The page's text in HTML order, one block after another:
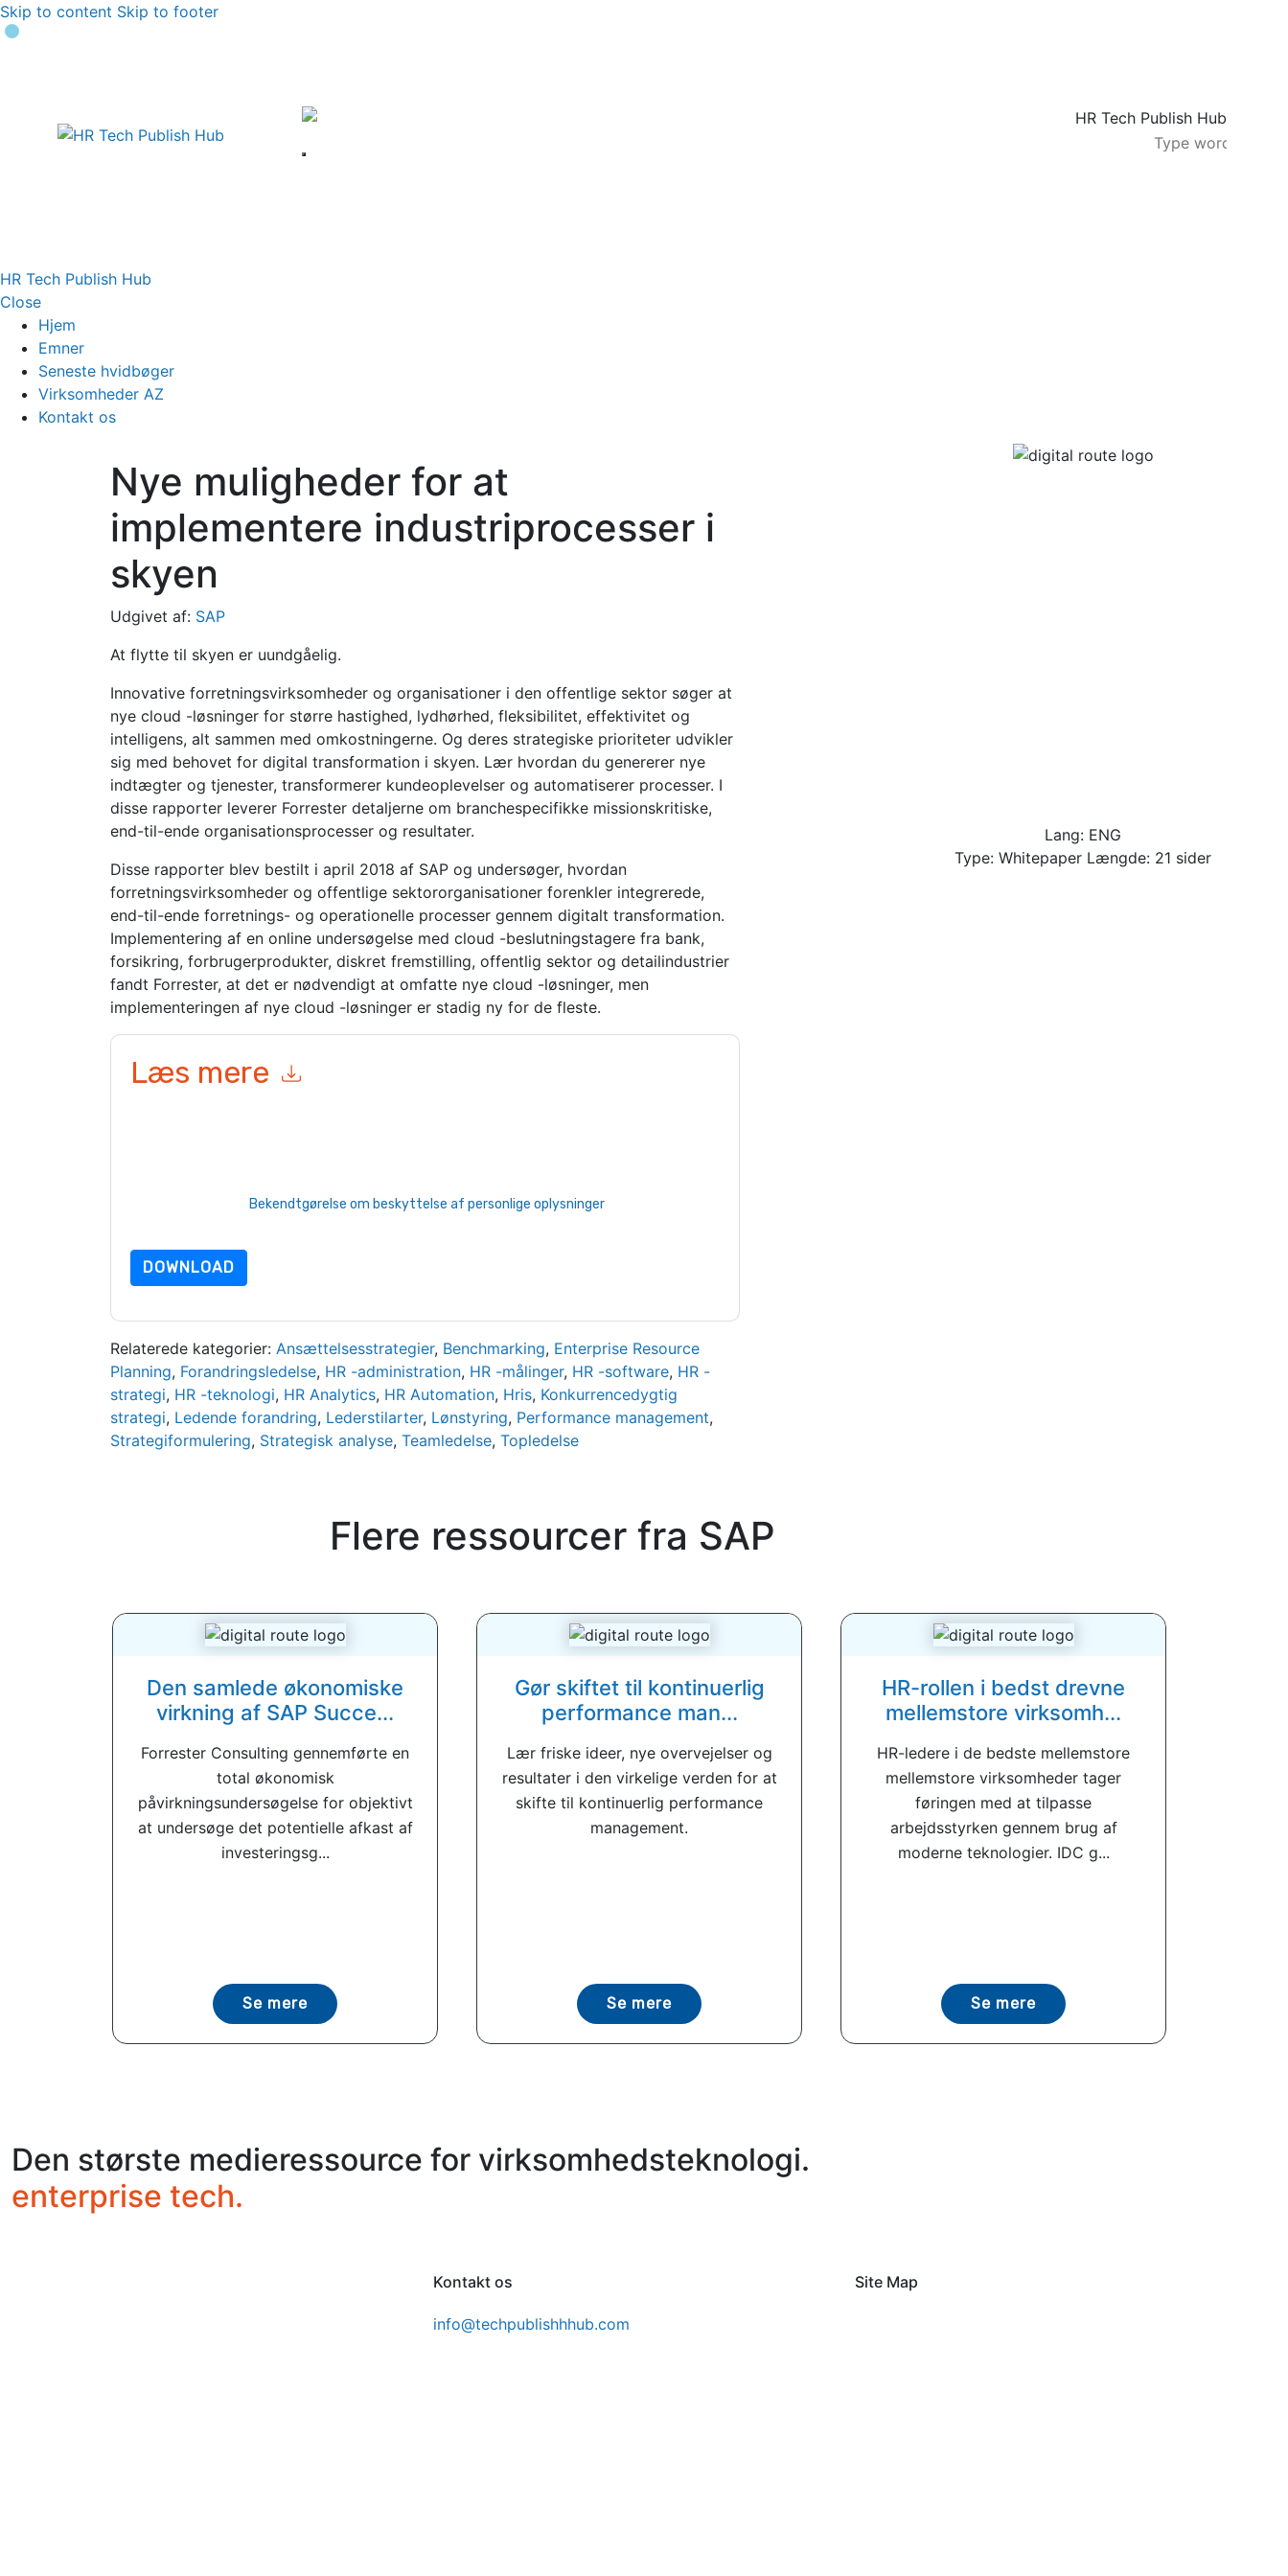
Skip to content Skip to footer
HR Tech Publish Hub
Close
Hjem
Emner
Seneste hvidbøger
Virksomheder AZ
Kontakt os
Nye muligheder for at
implementere industriprocesser i
skyen
Udgivet af: SAP
At flytte til skyen er uundgåelig.
Innovative forretningsvirksomheder og organisationer i den offentlige sektor søger at
nye cloud -løsninger for større hastighed, lydhørhed, fleksibilitet, effektivitet og
intelligens, alt sammen med omkostningerne. Og deres strategiske prioriteter udvikler
sig med behovet for digital transformation i skyen. Lær hvordan du genererer nye
indtægter og tjenester, transformerer kundeoplevelser og automatiserer processer. I
disse rapporter leverer Forrester detaljerne om branchespecifikke missionskritiske,
end-til-ende organisationsprocesser og resultater.
Disse rapporter blev bestilt i april 2018 af SAP og undersøger, hvordan
forretningsvirksomheder og offentlige sektororganisationer forenkler integrerede,
end-til-ende forretnings- og operationelle processer gennem digitalt transformation.
Implementering af en online undersøgelse med cloud -beslutningstagere fra bank,
forsikring, forbrugerprodukter, diskret fremstilling, offentlig sektor og detailindustrier
fandt Forrester, at det er nødvendigt at omfatte nye cloud -løsninger, men
implementeringen af ​​nye cloud -løsninger er stadig ny for de fleste.
Læs mere
Bekendtgørelse om beskyttelse af personlige oplysninger. Hvis du har
DOWNLOAD
Relaterede kategorier: Ansættelsesstrategier, Benchmarking, Enterprise Resource
Planning, Forandringsledelse, HR -administration, HR -målinger, HR -software, HR -
strategi, HR -teknologi, HR Analytics, HR Automation, Hris, Konkurrencedygtig
strategi, Ledende forandring, Lederstilarter, Lønstyring, Performance management,
Strategiformulering, Strategisk analyse, Teamledelse, Topledelse
Lang: ENG
Type: Whitepaper Længde: 21 sider
Flere ressourcer fra SAP
Den samlede økonomiske
virkning af SAP Succe...
Forrester Consulting gennemførte en
total økonomisk
påvirkningsundersøgelse for objektivt
at undersøge det potentielle afkast af
investeringsg...
Se mere
Gør skiftet til kontinuerlig
performance man...
Lær friske ideer, nye overvejelser og
resultater i den virkelige verden for at
skifte til kontinuerlig performance
management.
Se mere
HR-rollen i bedst drevne
mellemstore virksomh...
HR-ledere i de bedste mellemstore
mellemstore virksomheder tager
føringen med at tilpasse
arbejdsstyrken gennem brug af
moderne teknologier. IDC g...
Se mere
Den største medieressource for virksomhedsteknologi.
enterprise tech.
Kontakt os
info@techpublishhhub.com
Site Map